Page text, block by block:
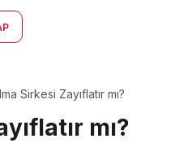
Sirkesi Zayıflatır mı?
mı?